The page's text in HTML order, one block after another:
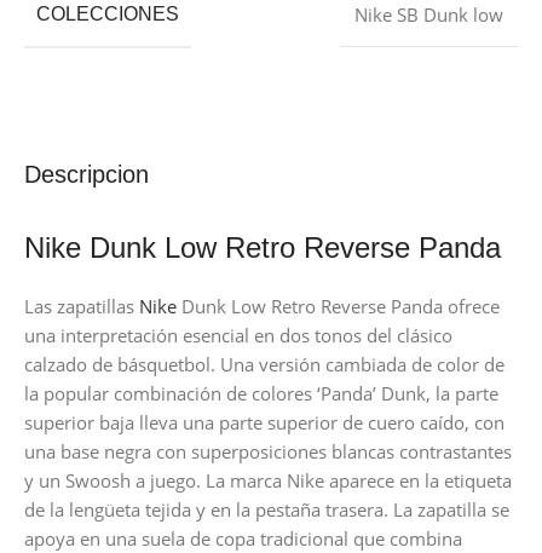
Descripcion
Nike Dunk Low Retro Reverse Panda
Las zapatillas Nike Dunk Low Retro Reverse Panda ofrece
una interpretación esencial en dos tonos del clásico
calzado de básquetbol. Una versión cambiada de color de
la popular combinación de colores ‘Panda’ Dunk, la parte
superior baja lleva una parte superior de cuero caído, con
una base negra con superposiciones blancas contrastantes
y un Swoosh a juego. La marca Nike aparece en la etiqueta
de la lengüeta tejida y en la pestaña trasera. La zapatilla se
apoya en una suela de copa tradicional que combina
COLECCIONES Nike SB Dunk low